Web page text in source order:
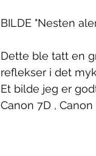
BILDE "Nesten
Dette ble tatt en
reflekser i det
Et bilde jeg er
Canon 7D ,